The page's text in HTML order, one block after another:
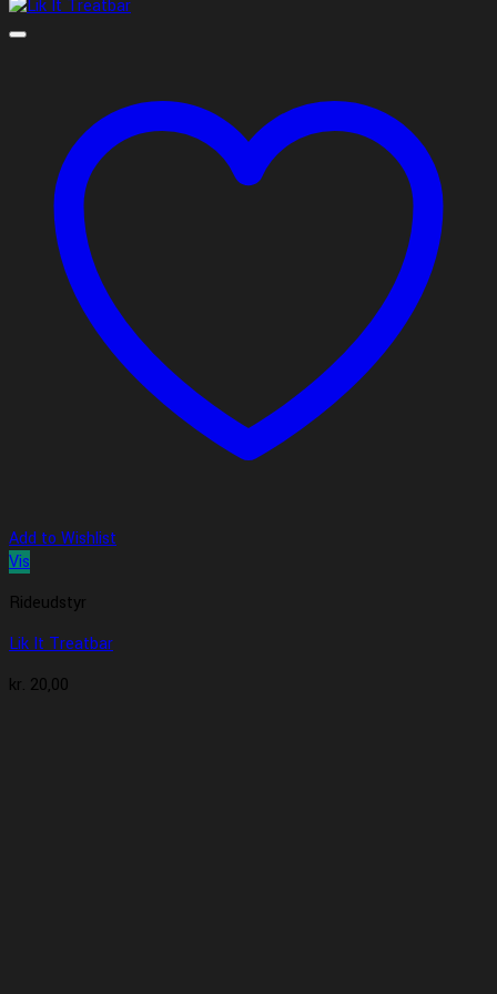
Add to Wishlist
Vis
Rideudstyr
Lik It Treatbar
kr. 20,00